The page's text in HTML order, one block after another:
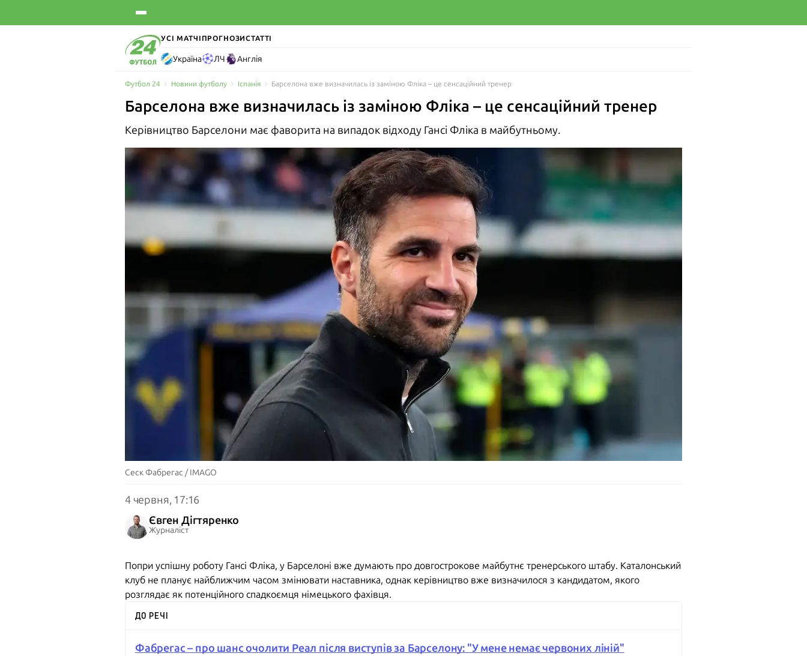
УСІ МАТЧІ ПРОГНОЗИСТАТТІ
Україна ЛЧ Англія
Футбол 24 Новини футболу Іспанія Барселона вже визначилась із заміною Фліка – це сенсаційний тренер
Барселона вже визначилась із заміною Фліка – це сенсаційний тренер
Керівництво Барселони має фаворита на випадок відходу Гансі Фліка в майбутньому.
Сеск Фабрегас / IMAGO
4 червня, 17:16
Євген Дігтяренко
Журналіст
Попри успішну роботу Гансі Фліка, у Барселоні вже думають про довгострокове майбутнє тренерського штабу. Каталонський
клуб не планує найближчим часом змінювати наставника, однак керівництво вже визначилося з кандидатом, якого
розглядає як потенційного спадкоємця німецького фахівця.
ДО РЕЧІ
Фабрегас – про шанс очолити Реал після виступів за Барселону: "У мене немає червоних ліній"